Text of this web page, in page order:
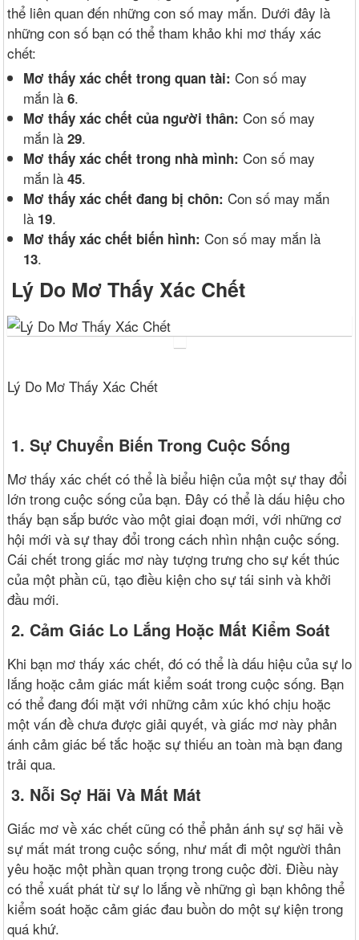
thể liên quan đến những con số may mắn. Dưới đây là
những con số bạn có thể tham khảo khi mơ thấy xác
chết:
Mơ thấy xác chết trong quan tài: Con số may
mắn là 6.
Mơ thấy xác chết của người thân: Con số may
mắn là 29.
Mơ thấy xác chết trong nhà mình: Con số may
mắn là 45.
Mơ thấy xác chết đang bị chôn: Con số may mắn
là 19.
Mơ thấy xác chết biến hình: Con số may mắn là
13.
Lý Do Mơ Thấy Xác Chết
Lý Do Mơ Thấy Xác Chết
1. Sự Chuyển Biến Trong Cuộc Sống
Mơ thấy xác chết có thể là biểu hiện của một sự thay đổi
lớn trong cuộc sống của bạn. Đây có thể là dấu hiệu cho
thấy bạn sắp bước vào một giai đoạn mới, với những cơ
hội mới và sự thay đổi trong cách nhìn nhận cuộc sống.
Cái chết trong giấc mơ này tượng trưng cho sự kết thúc
của một phần cũ, tạo điều kiện cho sự tái sinh và khởi
đầu mới.
2. Cảm Giác Lo Lắng Hoặc Mất Kiểm Soát
Khi bạn mơ thấy xác chết, đó có thể là dấu hiệu của sự lo
lắng hoặc cảm giác mất kiểm soát trong cuộc sống. Bạn
có thể đang đối mặt với những cảm xúc khó chịu hoặc
một vấn đề chưa được giải quyết, và giấc mơ này phản
ánh cảm giác bế tắc hoặc sự thiếu an toàn mà bạn đang
trải qua.
3. Nỗi Sợ Hãi Và Mất Mát
Giấc mơ về xác chết cũng có thể phản ánh sự sợ hãi về
sự mất mát trong cuộc sống, như mất đi một người thân
yêu hoặc một phần quan trọng trong cuộc đời. Điều này
có thể xuất phát từ sự lo lắng về những gì bạn không thể
kiểm soát hoặc cảm giác đau buồn do một sự kiện trong
quá khứ.